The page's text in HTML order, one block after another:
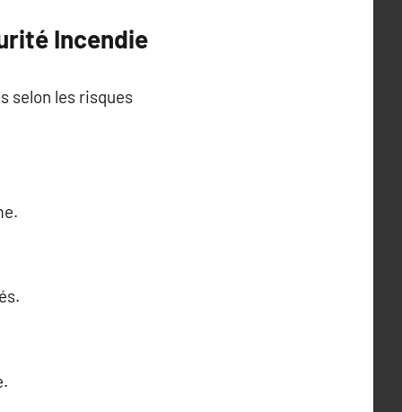
Incendie
selon les risques